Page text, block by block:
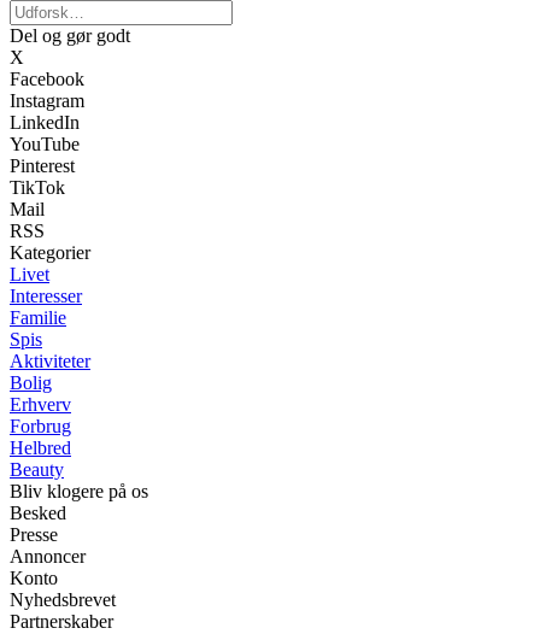
Del og gør godt
X
Facebook
Instagram
LinkedIn
YouTube
Pinterest
TikTok
Mail
RSS
Kategorier
Livet
Interesser
Familie
Spis
Aktiviteter
Bolig
Erhverv
Forbrug
Helbred
Beauty
Bliv klogere på os
Besked
Presse
Annoncer
Konto
Nyhedsbrevet
Partnerskaber